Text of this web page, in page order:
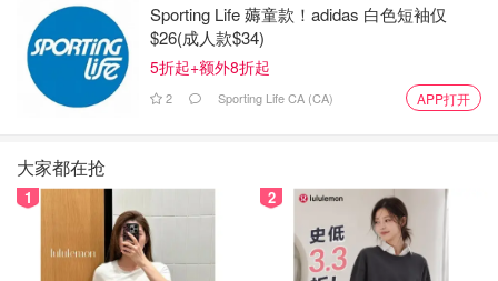
Sporting Life 薅童款！adidas 白色短袖仅
$26(成人款$34)
5折起+额外8折起
2 Sporting Life CA (CA) APP打开
大家都在抢
1 2